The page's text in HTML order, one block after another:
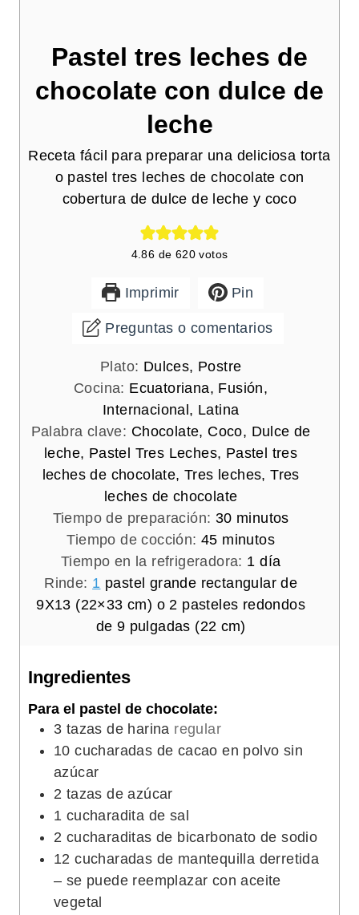
Pastel tres leches de
chocolate con dulce de
leche
Receta fácil para preparar una deliciosa torta
o pastel tres leches de chocolate con
cobertura de dulce de leche y coco
4.86 de 620 votos
Imprimir Pin
Preguntas o comentarios
Plato: Dulces, Postre
Cocina: Ecuatoriana, Fusión,
Internacional, Latina
Palabra clave: Chocolate, Coco, Dulce de
leche, Pastel Tres Leches, Pastel tres
leches de chocolate, Tres leches, Tres
leches de chocolate
Tiempo de preparación: 30m
i
n
u
t
o
minutos
Tiempo de cocción: 45m
i
n
u
t
minutos
Tiempo en la refrigeradora: 1 d
í
a
día
Rinde: 1 pastel grande rectangular de
9X13 (22×33 cm) o 2 pasteles redondos
de 9 pulgadas (22 cm)
Ingredientes
Para el pastel de chocolate:
3 tazas de harina regular
10 cucharadas de cacao en polvo sin
azúcar
2 tazas de azúcar
1 cucharadita de sal
2 cucharaditas de bicarbonato de sodio
12 cucharadas de mantequilla derretida
– se puede reemplazar con aceite
vegetal